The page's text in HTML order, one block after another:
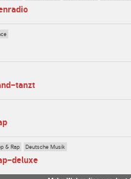
tanzt
& Rap Deutsche Musik
deluxe